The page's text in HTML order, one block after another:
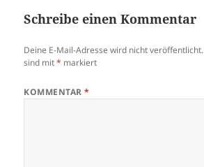
Schreibe einen Kommentar
Deine E-Mail-Adresse wird nicht veröffentlicht.
sind mit* markiert
KOMMENTAR*